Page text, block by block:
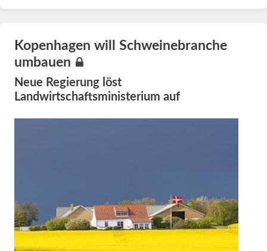
Kopenhagen will Schweinebranche
umbauen
Neue Regierung löst
Landwirtschaftsministerium auf